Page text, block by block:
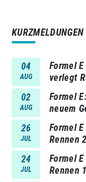
KURZMELDUNGEN
04
AUG
Formel
verlegt
02
AUG
Formel
neuem
26
JUL
Formel
Rennen
24
JUL
Formel
Rennen